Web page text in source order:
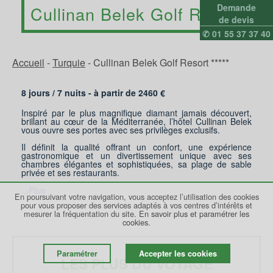
Demande
de devis
✆ 01 55 37 37 40
Cullinan Belek Golf Resort
Accueil -Turquie-Cullinan Belek Golf Resort *****
8 jours / 7 nuits - à partir de 2460 €
Inspiré par le plus magnifique diamant jamais découvert,
brillant au cœur de la Méditerranée, l’hôtel Cullinan Belek
vous ouvre ses portes avec ses privilèges exclusifs.
Il définit la qualité offrant un confort, une expérience
gastronomique et un divertissement unique avec ses
chambres élégantes et sophistiquées, sa plage de sable
privée et ses restaurants.
LES PLUS DU VOYAGE
En poursuivant votre navigation, vous acceptez l’utilisation des cookies
pour vous proposer des services adaptés à vos centres d’intérêts et
mesurer la fréquentation du site. En savoir plus et paramétrer les
cookies.
Paramétrer Accepter les cookies